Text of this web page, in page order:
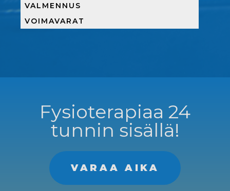
VALMENNUS
VOIMAVARAT
Fysioterapiaa 24
tunnin sisällä!
VARAA AIKA